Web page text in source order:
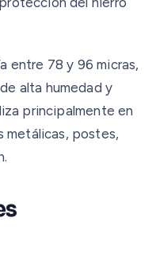
entre 78 y 96 micras,
alta humedad y
principalmente en
metálicas, postes,